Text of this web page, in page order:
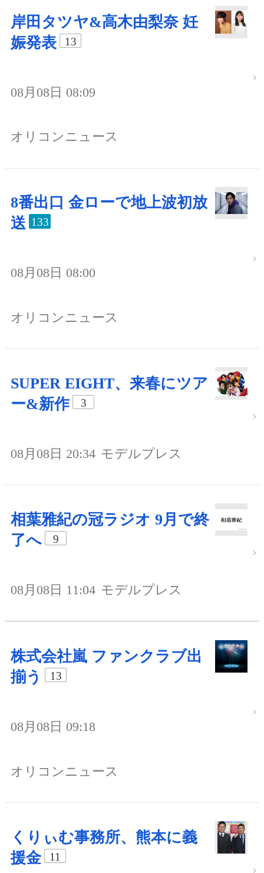
岸田タツヤ&高木由梨奈 妊
娠発表
13
08月08日 08:09
オリコンニュース
8番出口 金ローで地上波初放
送 133
08月08日 08:00
オリコンニュース
SUPER EIGHT、来春にツア
ー&新作
3
08月08日 20:34 モデルプレス
相葉雅紀の冠ラジオ 9月で終
了へ
9
08月08日 11:04 モデルプレス
株式会社嵐 ファンクラブ出
揃う
13
08月08日 09:18
オリコンニュース
くりぃむ事務所、熊本に義
援金
11